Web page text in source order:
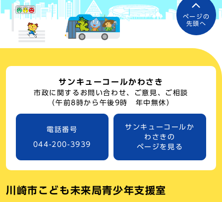
ページの
先頭へ
サンキューコールかわさき
市政に関するお問い合わせ、ご意見、ご相談
（午前8時から午後9時 年中無休）
電話番号
044-200-3939
サンキューコールか
わさきの
ページを見る
川崎市こども未来局青少年支援室